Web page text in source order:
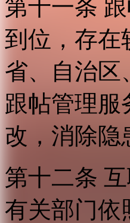
第十一条
到位，存在
省、自治区
跟帖管理服
改，消除隐
第十二条
有关部门依